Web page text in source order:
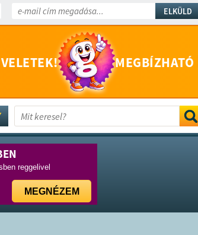
ELKÜLD
MEGBÍZHATÓ
reggelivel
MEGNÉZEM